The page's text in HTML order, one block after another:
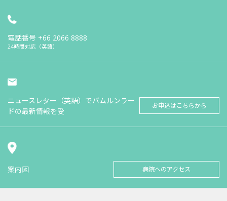
電話番号 +66 2066 8888
24時間対応（英語）
ニュースレター（英語）でバムルンラー
ドの最新情報を受
お申込はこちらから
案内図 病院へのアクセス